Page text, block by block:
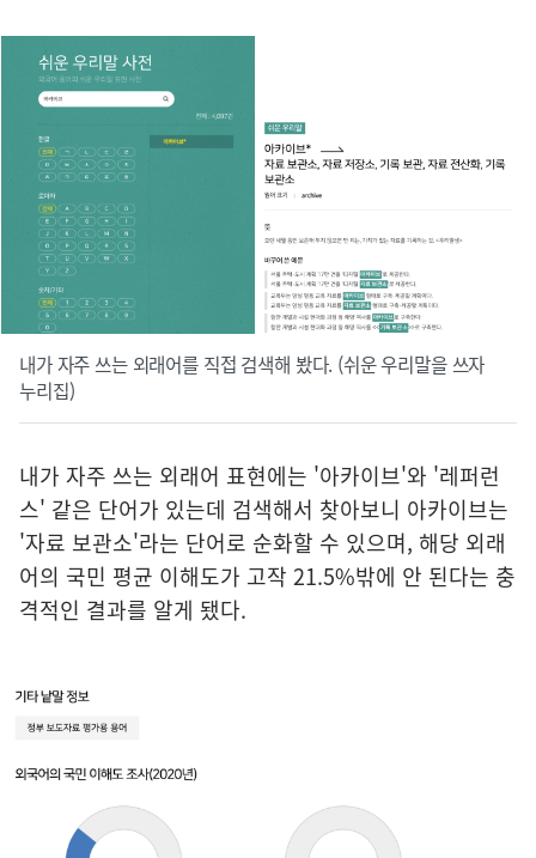
내가 자주 쓰는 외래어를 직접 검색해 봤다. (쉬운 우리말을 쓰자
누리집)
내가 자주 쓰는 외래어 표현에는 '아카이브'와 '레퍼런
스' 같은 단어가 있는데 검색해서 찾아보니 아카이브는
'자료 보관소'라는 단어로 순화할 수 있으며, 해당 외래
어의 국민 평균 이해도가 고작 21.5%밖에 안 된다는 충
격적인 결과를 알게 됐다.